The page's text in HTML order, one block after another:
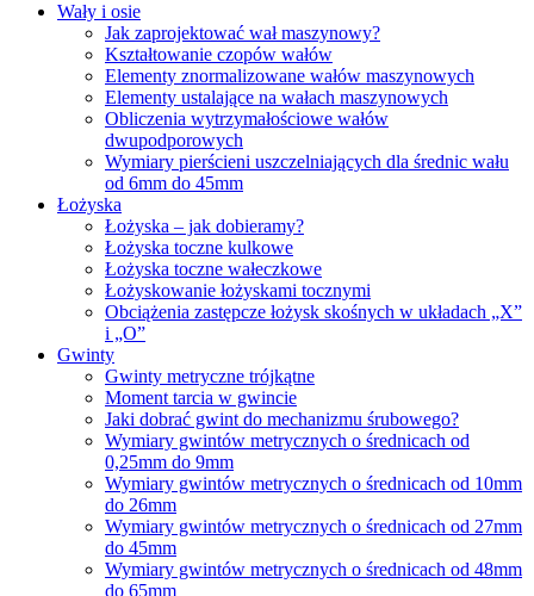
Wały i osie
Jak zaprojektować wał maszynowy?
Kształtowanie czopów wałów
Elementy znormalizowane wałów maszynowych
Elementy ustalające na wałach maszynowych
Obliczenia wytrzymałościowe wałów
dwupodporowych
Wymiary pierścieni uszczelniających dla średnic wału
od 6mm do 45mm
Łożyska
Łożyska – jak dobieramy?
Łożyska toczne kulkowe
Łożyska toczne wałeczkowe
Łożyskowanie łożyskami tocznymi
Obciążenia zastępcze łożysk skośnych w układach „X”
i „O”
Gwinty
Gwinty metryczne trójkątne
Moment tarcia w gwincie
Jaki dobrać gwint do mechanizmu śrubowego?
Wymiary gwintów metrycznych o średnicach od
0,25mm do 9mm
Wymiary gwintów metrycznych o średnicach od 10mm
do 26mm
Wymiary gwintów metrycznych o średnicach od 27mm
do 45mm
Wymiary gwintów metrycznych o średnicach od 48mm
do 65mm